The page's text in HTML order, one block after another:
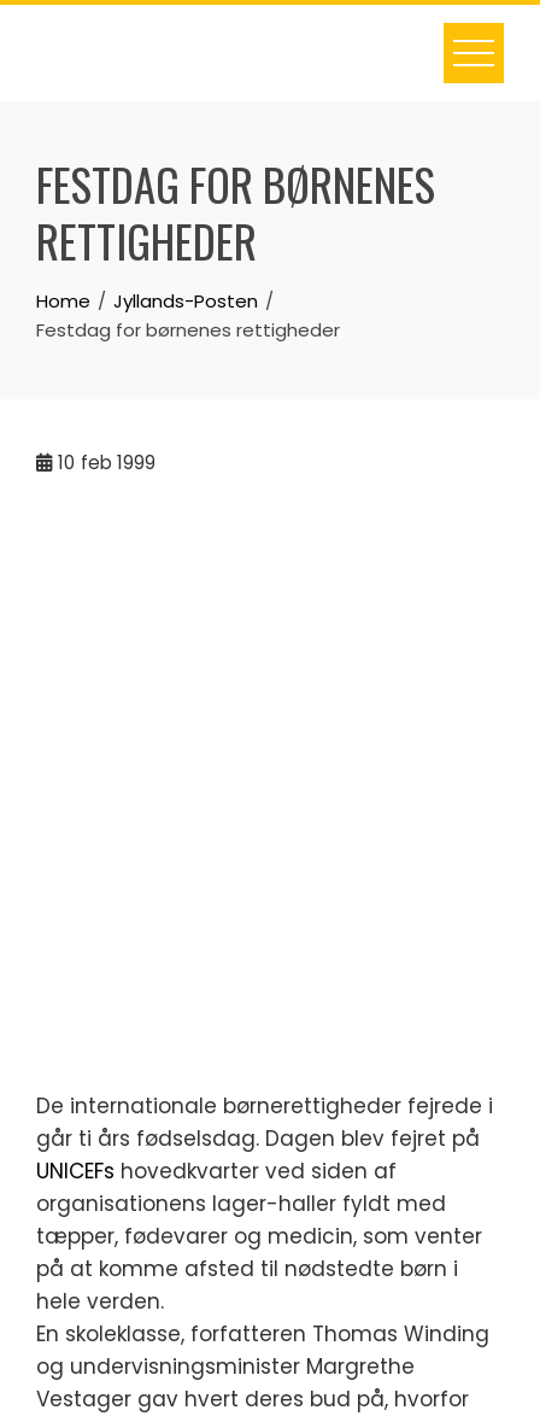
Skip
FESTDAG FOR BØRNENES
RETTIGHEDER
Home
Jyllands-Posten
Festdag for børnenes rettigheder
10 feb 1999
De internationale børnerettigheder fejrede i
går ti års fødselsdag. Dagen blev fejret på
UNICEFs hovedkvarter ved siden af
organisationens lager-haller fyldt med
tæpper, fødevarer og medicin, som venter
på at komme afsted til nødstedte børn i
hele verden.
En skoleklasse, forfatteren Thomas Winding
og undervisningsminister Margrethe
Vestager gav hvert deres bud på, hvorfor